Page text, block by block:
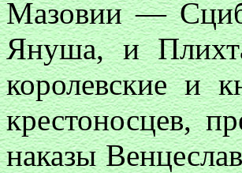
Мазовии —
Януша, и
королевские и
крестоносцев,
наказы